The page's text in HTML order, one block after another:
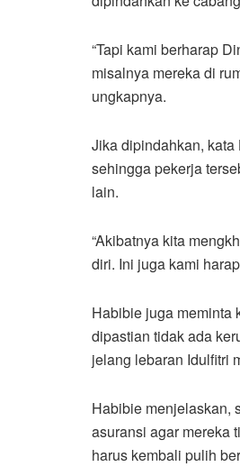
“Tapi kami berharap
misalnya mereka di
ungkapnya.
Jika dipindahkan,
sehingga pekerja
lain.
“Akibatnya kita
diri. Ini juga kami
Habibie juga meminta
dipastian tidak ada
jelang lebaran Idulfitri
Habibie menjelaskan,
asuransi agar mereka
harus kembali pulih